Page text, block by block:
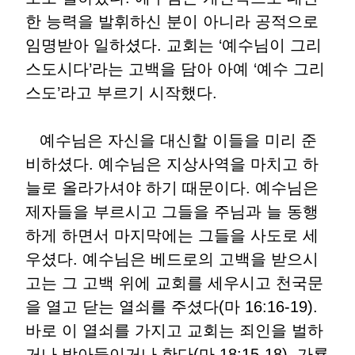
한 능력을 발휘하신 분이 아니라 공적으로
임명받아 일하셨다. 교회는 ‘예수님이 그리
스도시다’라는 고백을 담아 아예 ‘예수 그리
스도’라고 부르기 시작했다.
예수님은 자신을 대신할 이들을 미리 준
비하셨다. 예수님은 지상사역을 마치고 하
늘로 올라가셔야 하기 때문이다. 예수님은
제자들을 부르시고 그들을 주님과 늘 동행
하게 하면서 마지막에는 그들을 사도로 세
우셨다. 예수님은 베드로의 고백을 받으시
고는 그 고백 위에 교회를 세우시고 천국문
을 열고 닫는 열쇠를 주셨다(마 16:16-19).
바로 이 열쇠를 가지고 교회는 죄인을 벌하